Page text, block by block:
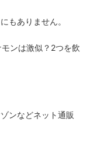
もありません。
ンなどネット通販